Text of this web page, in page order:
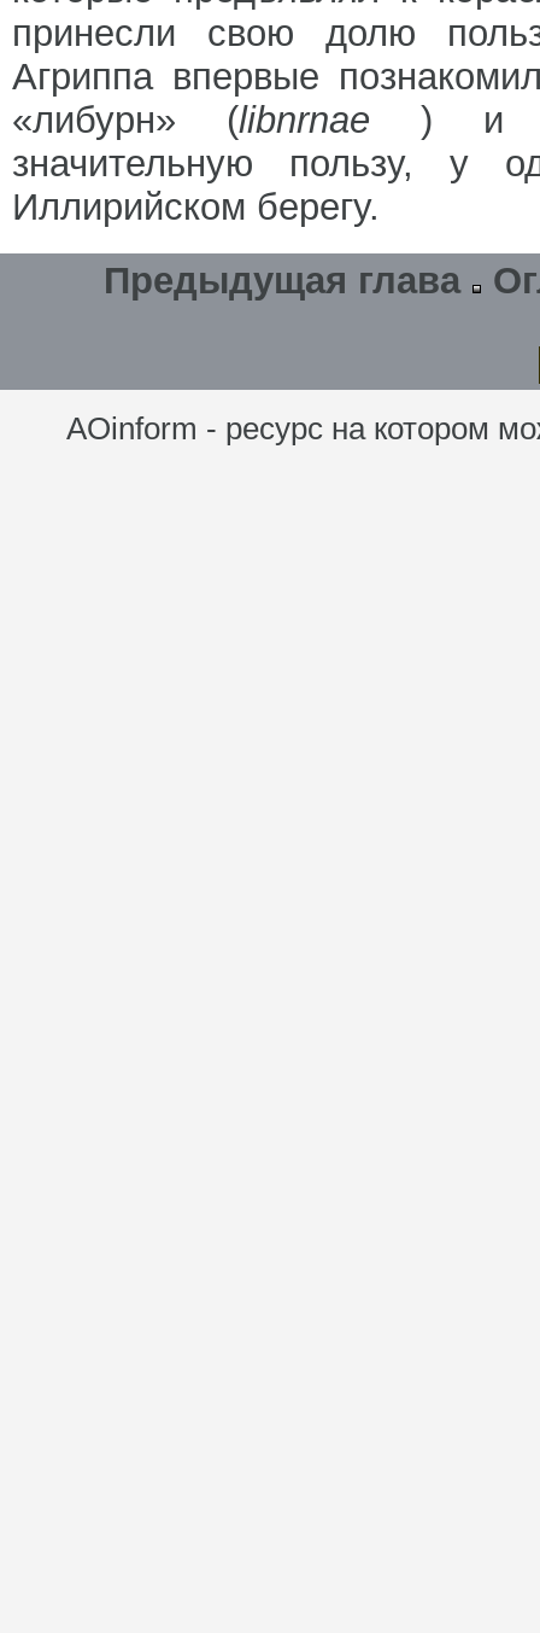
принесли свою долю
Агриппа впервые
«либурн» (libnrnae ) и
значительную пользу, у
Иллирийском берегу.
Предыдущая глава
AOinform - ресурс на котором